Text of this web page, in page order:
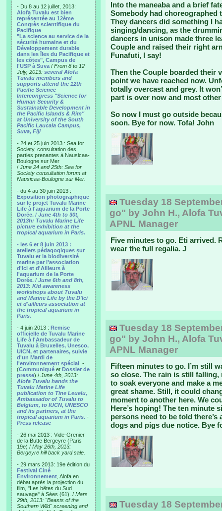
- Du 8 au 12 juillet, 2013:
Alofa Tuvalu est bien
représentée au 12ème
Congrès scientifique du
Pacifique
"La science au service de la
sécurité humaine et du
Développement durable
dans les îles du Pacifique et
les côtes", Campus de
l'USP à Suva / From 8 to 12
July, 2013: several Alofa
Tuvalu members and
supports attend the 12th
Pacific Science
Intercongress "Science for
Human Security &
Sustainable Development in
the Pacific Islands & Rim"
at University of the South
Pacific Laucala Campus,
Suva, Fiji
- 24 et 25 juin 2013 : Sea for
Society, consultation des
parties prenantes à Nausicaa-
Boulogne sur Mer
/ June 24 and 25th: Sea for
Society consultation forum at
Nausicaa-Boulogne sur Mer.
- du 4 au 30 juin 2013 :
Exposition photographique
sur le projet Tuvalu Marine
Life à l'aquarium de la Porte
Dorée. / June 4th to 30t,
2013h: Tuvalu Marine Life
picture exhibition at the
tropical aquarium in Paris.
- les 6 et 8 juin 2013 :
ateliers pédagogiques sur
Tuvalu et la biodiversité
marine par l'association
d'Ici et d'Ailleurs à
l'aquarium de la Porte
Dorée. / June 6th and 8th,
2013: Kid awareness
workshops about Tuvalu
and Marine Life by the D'Ici
et d'ailleurs association at
the tropical aquarium in
Paris.
- 4 juin 2013 : Remise
officielle de Tuvalu Marine
Life à l'Ambassadeur de
Tuvalu à Bruxelles, Unesco,
UICN, et partenaires, suivie
d'un Mardi de
l'environnement spécial . -
(Communiqué et Dossier de
presse) / June 4th, 2013:
Alofa Tuvalu hands the
Tuvalu Marine Life
publication to Tine Leuelu,
Ambassador of Tuvalu to
Belgium, to IUCN, UNESCO
and its partners, at the
tropical aquarium in Paris. -
Press release
- 26 mai 2013 : Vide-Grenier
de la Butte Bergeyre (Paris
19e) / May 26th, 2013:
Bergeyre hill back yard sale.
- 29 mars 2013: 19e édition du
Festival Ciné
Environnement , Alofa en
débat après la projection du
film, "Les bêtes du Sud
sauvage" à Sées (61). / Mars
29th, 2013: "Beasts of the
Southern Wild" screening and
Into the maneaba and a brief
Somebody had choreographed
They dancers did something I
singing/dancing, as the
dancers in unison made three
Couple and raised their right
Funafuti, I say!
Then the Couple boarded their
point we have reached now.
totally overcast and grey. It
part is over now and most
So now I must go outside
soon. Bye for now. Tofa! John
Tuesday 18
go" by John H., Alofa
APNL Manager
Five minutes to go. Eti arrived.
wear the full regalia. J
Tuesday 18
go" by John H., Alofa
APNL Manager
Fifteen minutes to go. I’m still
so close. The rain is still
to soak everyone and make a
great shame. Still, it could
moment to another here. We
Here’s hoping! The ten minute
persons need to be told
dogs and pigs due notice. Bye
Tuesday 18